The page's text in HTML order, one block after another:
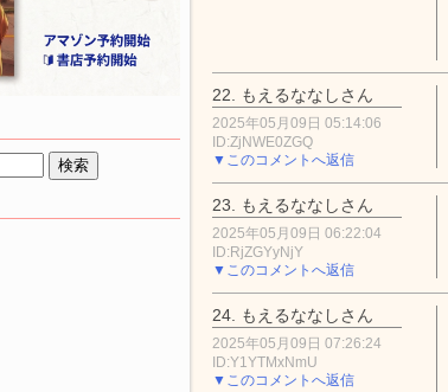
22. もえるななしさん
2025年05月09日 05:14:06
ID:ZjNWE0ZGQ
▼このコメントへ返信
23. もえるななしさん
2025年05月09日 06:22:04
ID:RjZGYyNjY
▼このコメントへ返信
24. もえるななしさん
2025年05月09日 07:26:24
ID:Y1YTMxNmU
▼このコメントへ返信